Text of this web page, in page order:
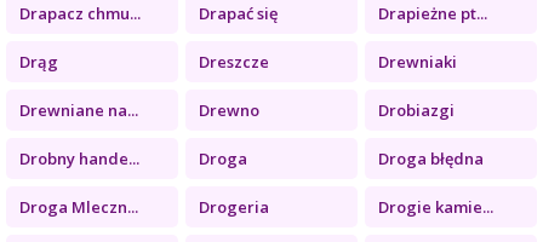
Drapacz chmu... Drapać się Drapieżne pt...
Drąg Dreszcze Drewniaki
Drewniane na... Drewno Drobiazgi
Drobny hande... Droga Droga błędna
Droga Mleczn... Drogeria Drogie kamie...